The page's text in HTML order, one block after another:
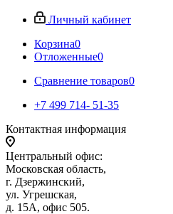
Личный кабинет
Корзина0
Отложенные0
Сравнение товаров0
+7 499 714- 51-35
Контактная информация
Центральный офис:
Московская область,
г. Дзержинский,
ул. Угрешская,
д. 15А, офис 505.